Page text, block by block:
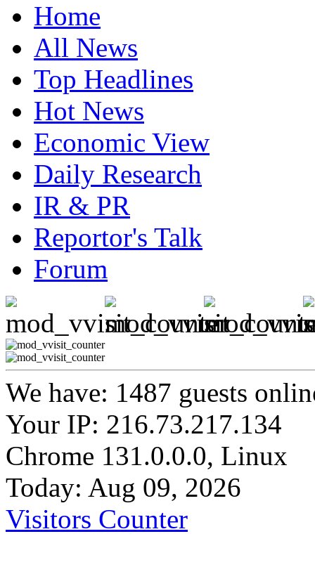
Home
All News
Top Headlines
Hot News
Economic View
Daily Research
IR & PR
Reportor's Talk
Forum
We have: 1487 guests
Your IP: 216.73.217.134
Chrome 131.0.0.0, Linux
Today: Aug 09, 2026
Visitors Counter